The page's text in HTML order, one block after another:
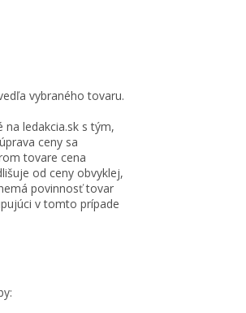
vybraného tovaru.
ledakcia.sk s tým,
ceny sa
tovare cena
od ceny obvyklej,
povinnosť tovar
v tomto prípade